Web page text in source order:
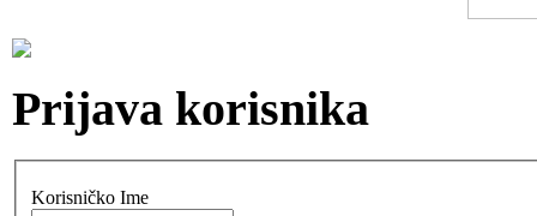
Prijava korisnika
Korisničko Ime